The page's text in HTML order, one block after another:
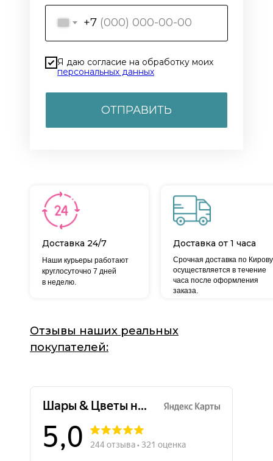
+7
Я даю согласие на обработку моих
персональных данных
ОТПРАВИТЬ
Доставка 24/7
Срочная доставка по Кирову
осуществляется в течение
часа после оформления
заказа.
Наши курьеры работают
круглосуточно 7 дней
в неделю.
Доставка от 1 часа
Отзывы наших реальных
покупателей: